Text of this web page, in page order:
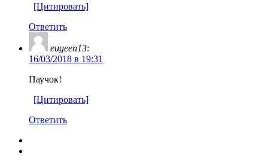
[Цитировать]
Ответить
eugeen13:
16/03/2018 в 19:31
Паучок!
[Цитировать]
Ответить